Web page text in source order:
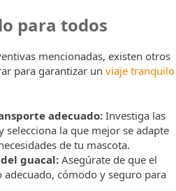
para todos
mencionadas, existen otros
para garantizar un viaje tranquilo
adecuado: Investiga las
selecciona la que mejor se adapte
de tu mascota.
guacal: Asegúrate de que el
adecuado, cómodo y seguro para